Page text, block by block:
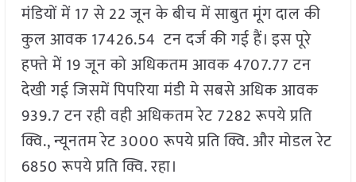
मंडियों में 17 से 22 जून के बीच में साबुत मूंग दाल की
कुल आवक 17426.54 टन दर्ज की गई हैं। इस पूरे
हफ्ते में 19 जून को अधिकतम आवक 4707.77 टन
देखी गई जिसमें पिपरिया मंडी मे सबसे अधिक आवक
939.7 टन रही वही अधिकतम रेट 7282 रूपये प्रति
क्वि., न्यूनतम रेट 3000 रूपये प्रति क्वि. और मोडल रेट
6850 रूपये प्रति क्वि. रहा।